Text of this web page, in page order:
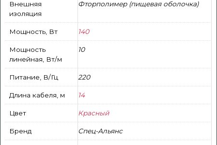
Внешняя
изоляция
Фторполимер (пищевая оболочка)
Мощность, Вт 140
Мощность
линейная, Вт/м
10
Питание, В/Гц 220
Длина кабеля, м 14
Цвет Красный
Бренд Спец-Альянс